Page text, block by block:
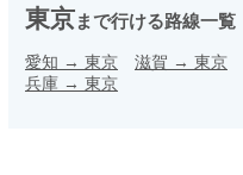
東京まで行ける路線一覧
愛知 → 東京 滋賀 → 東京
兵庫 → 東京